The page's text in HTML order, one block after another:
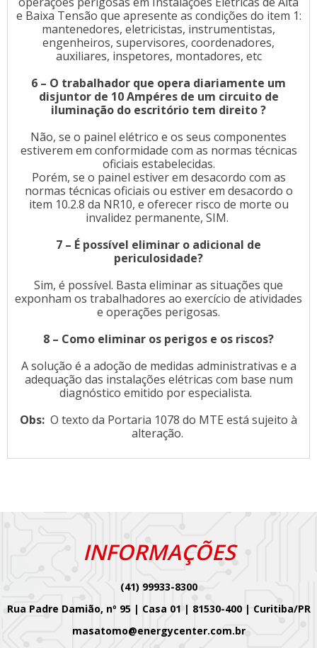
e Baixa Tensão que apresente as condições do item 1:
mantenedores, eletricistas, instrumentistas,
engenheiros, supervisores, coordenadores,
auxiliares, inspetores, montadores, etc
6 – O trabalhador que opera diariamente um
disjuntor de 10 Ampéres de um circuito de
iluminação do escritório tem direito ?
Não, se o painel elétrico e os seus componentes
estiverem em conformidade com as normas técnicas
oficiais estabelecidas.
Porém, se o painel estiver em desacordo com as
normas técnicas oficiais ou estiver em desacordo o
item 10.2.8 da NR10, e oferecer risco de morte ou
invalidez permanente, SIM.
7 – É possível eliminar o adicional de
periculosidade?
Sim, é possível. Basta eliminar as situações que
exponham os trabalhadores ao exercício de atividades
e operações perigosas.
8 – Como eliminar os perigos e os riscos?
A solução é a adoção de medidas administrativas e a
adequação das instalações elétricas com base num
diagnóstico emitido por especialista.
Obs: O texto da Portaria 1078 do MTE está sujeito à
alteração.
INFORMAÇÕES
(41) 99933-8300
Rua Padre Damião, nº 95 | Casa 01 | 81530-400 | Curitiba/PR
masatomo@energycenter.com.br